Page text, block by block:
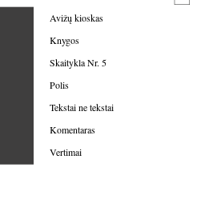
Avižų kioskas
Knygos
Skaitykla Nr. 5
Polis
Tekstai ne tekstai
Komentaras
Vertimai